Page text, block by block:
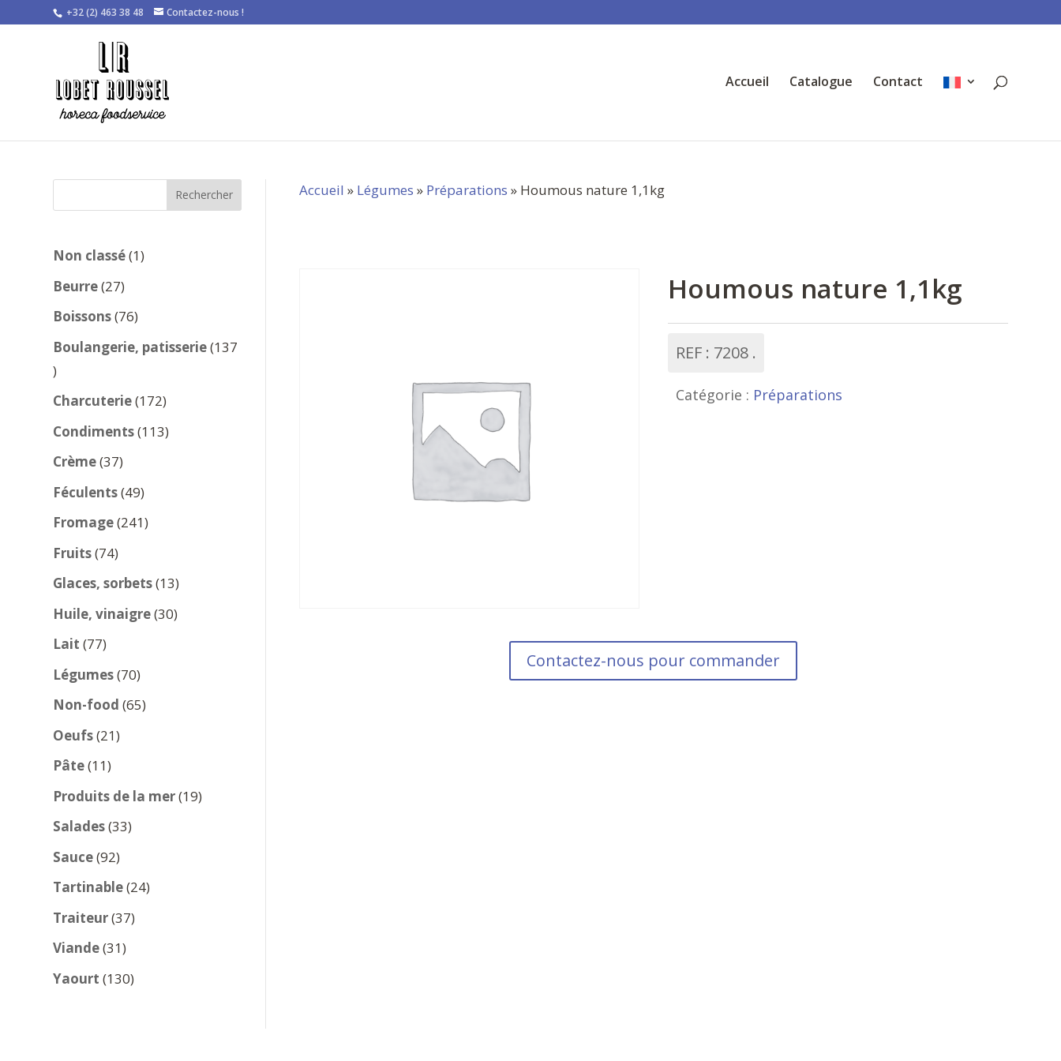
+32 (2) 463 38 48 Contactez-nous !
Accueil Catalogue Contact
Rechercher
Non classé 11
Beurre 2727
produits
Boissons 7676
produits
Boulangerie, patisserie 137
137
produits
Charcuterie 172172
produits
Condiments 113113
Crème 3737
produits
Féculents 4949
produits
Fromage 241241
Fruits 7474
produits
Glaces, sorbets 1313
produits
Huile, vinaigre 3030
Lait 7777
produits
Légumes 7070
produits
Non-food 6565
Oeufs 2121
Pâte 1111
produits
Produits de la mer 1919
Salades 3333
Sauce 9292
produits
Tartinable 2424
Traiteur 3737
Viande 3131
produits
Yaourt 130130
Accueil » Légumes » Préparations » Houmous nature 1,1kg
Houmous nature 1,1kg
REF : 7208
Catégorie : Préparations
Contactez-nous pour commander